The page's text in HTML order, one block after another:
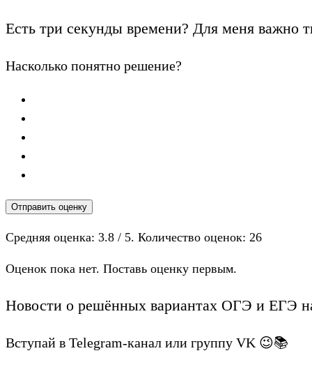
Есть три секунды времени? Для меня важно
Насколько понятно решение?
Отправить оценку
Средняя оценка: 3.8 / 5. Количество оценок: 26
Оценок пока нет. Поставь оценку первым.
Новости о решённых вариантах ОГЭ и ЕГЭ
Вступай в Telegram-канал или группу VK 😉📚